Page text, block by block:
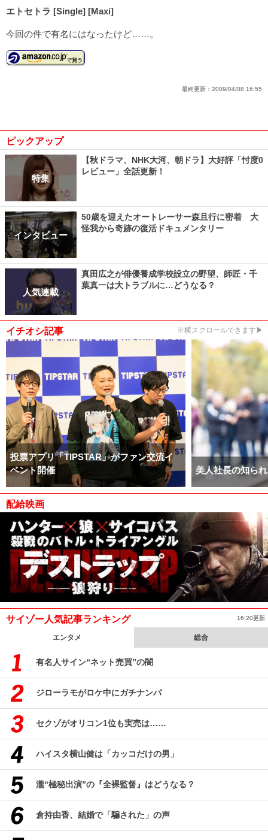
エトセトラ [Single] [Maxi]
今回の件で有名にはなったけど……。
最終更新： 2009/04/08 16:55
ピックアップ
特集
【秋ドラマ、NHK大河、朝ドラ】大好評「忖度0
レビュー」全話更新！
インタビュー
50歳を迎えたオートレーサー森且行に密着 大
怪我から奇跡の復活ドキュメンタリー
人気連載
真田広之が俳優養成学校設立の野望、師匠・千
葉真一は大トラブルに…どうなる？
イチオシ記事 ※横スクロールできます▶
投票アプリ「TIPSTAR」がファン交流イ
ベント開催
美人社長の知ら
配給映画
サイゾー人気記事ランキング 16:20更新
エンタメ 総合
有名人サイン“ネット売買”の闇
ジローラモがロケ中にガチナンパ
セクゾがオリコン1位も実売は……
ハイスタ横山健は「カッコだけの男」
瀧“極秘出演”の『全裸監督』はどうなる？
倉持由香、結婚で「騙された」の声